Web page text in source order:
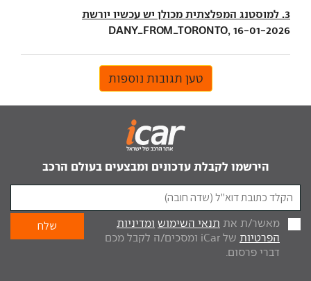
3. למוסטנג המפלצתית מכולן יש עכשיו יורשת
DANY_FROM_TORONTO, 16-01-2026
טען תגובות נוספות
הירשמו לקבלת עדכונים ומבצעים בעולם הרכב
מאשר/ת את תנאי השימוש ומדיניות
הפרטיות
של iCar ומסכים/ה לקבל מכם
דברי פרסום.